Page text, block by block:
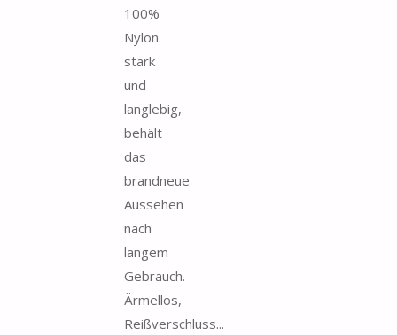
100%
Nylon.
stark
und
langlebig,
behält
das
brandneue
Aussehen
nach
langem
Gebrauch.
Ärmellos,
Reißverschluss...